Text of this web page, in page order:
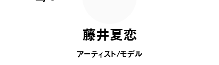
藤井夏恋
アーティスト/モデル